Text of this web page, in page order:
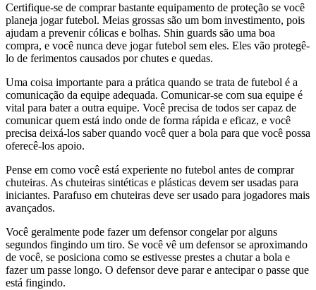
Certifique-se de comprar bastante equipamento de proteção se você
planeja jogar futebol. Meias grossas são um bom investimento, pois
ajudam a prevenir cólicas e bolhas. Shin guards são uma boa
compra, e você nunca deve jogar futebol sem eles. Eles vão protegê-
lo de ferimentos causados por chutes e quedas.
Uma coisa importante para a prática quando se trata de futebol é a
comunicação da equipe adequada. Comunicar-se com sua equipe é
vital para bater a outra equipe. Você precisa de todos ser capaz de
comunicar quem está indo onde de forma rápida e eficaz, e você
precisa deixá-los saber quando você quer a bola para que você possa
oferecê-los apoio.
Pense em como você está experiente no futebol antes de comprar
chuteiras. As chuteiras sintéticas e plásticas devem ser usadas para
iniciantes. Parafuso em chuteiras deve ser usado para jogadores mais
avançados.
Você geralmente pode fazer um defensor congelar por alguns
segundos fingindo um tiro. Se você vê um defensor se aproximando
de você, se posiciona como se estivesse prestes a chutar a bola e
fazer um passe longo. O defensor deve parar e antecipar o passe que
está fingindo.